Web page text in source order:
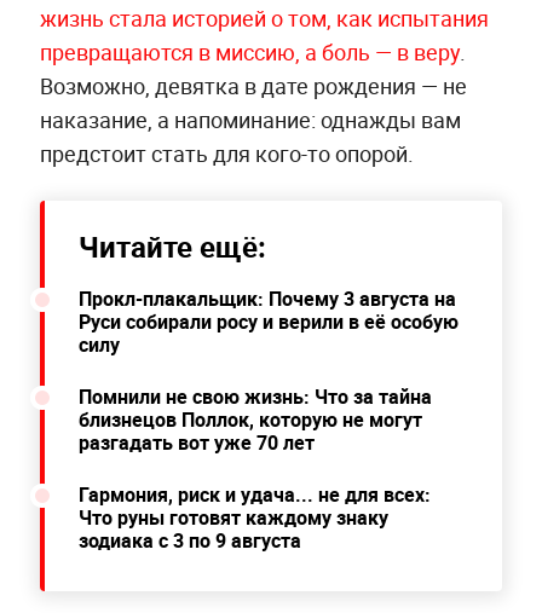
жизнь стала историей о том, как испытания
превращаются в миссию, а боль — в веру.
Возможно, девятка в дате рождения — не
наказание, а напоминание: однажды вам
предстоит стать для кого-то опорой.
Читайте ещё:
Прокл-плакальщик: Почему 3 августа на
Руси собирали росу и верили в её особую
силу
Помнили не свою жизнь: Что за тайна
близнецов Поллок, которую не могут
разгадать вот уже 70 лет
Гармония, риск и удача... не для всех:
Что руны готовят каждому знаку
зодиака с 3 по 9 августа